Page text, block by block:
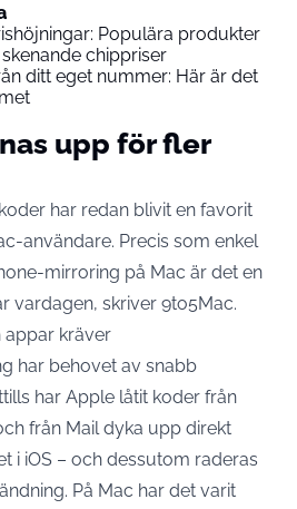
Populära produkter
chippriser
ditt eget nummer: Här är det
upp för fler
har redan blivit en favorit
användare. Precis som enkel
mirroring på Mac är det en
vardagen, skriver 9to5Mac.
appar kräver
har behovet av snabb
har Apple låtit koder från
från Mail dyka upp direkt
i iOS – och dessutom raderas
På Mac har det varit